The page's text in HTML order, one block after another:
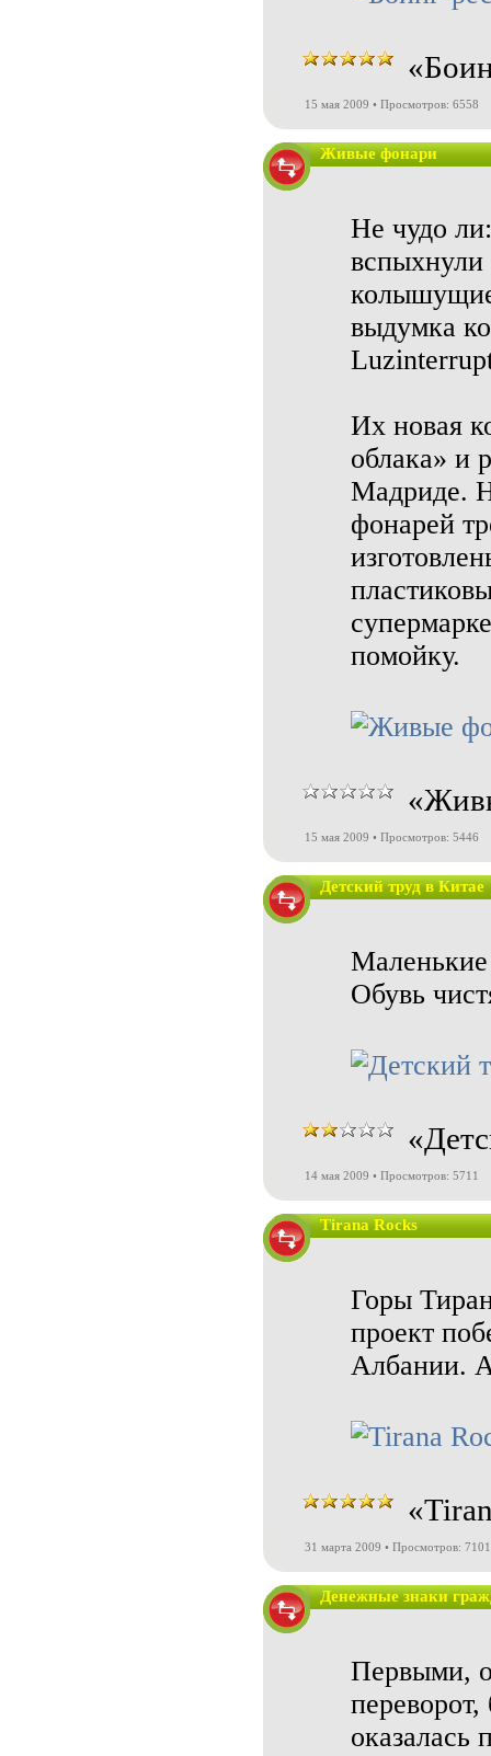
15 мая 2009 • Просмотров: 6558
Живые фонари
Не чудо
выдумка
Их новая
облака» и
Мадриде.
фонарей
помойку.
15 мая 2009 • Просмотров: 5446
Детский труд в Китае
Маленькие
Обувь
14 мая 2009 • Просмотров: 5711
Tirana Rocks
Горы
проект
Албании.
31 марта 2009 • Просмотров: 7101
Денежные знаки
Первыми,
оказалась